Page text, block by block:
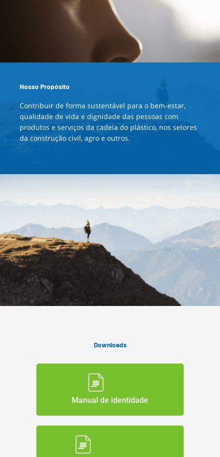
Nosso Propósito
Contribuir de forma sustentável para o bem-estar,
qualidade de vida e dignidade das pessoas com
produtos e serviços da cadeia do plástico, nos setores
da construção civil, agro e outros.
Downloads
Manual de identidade